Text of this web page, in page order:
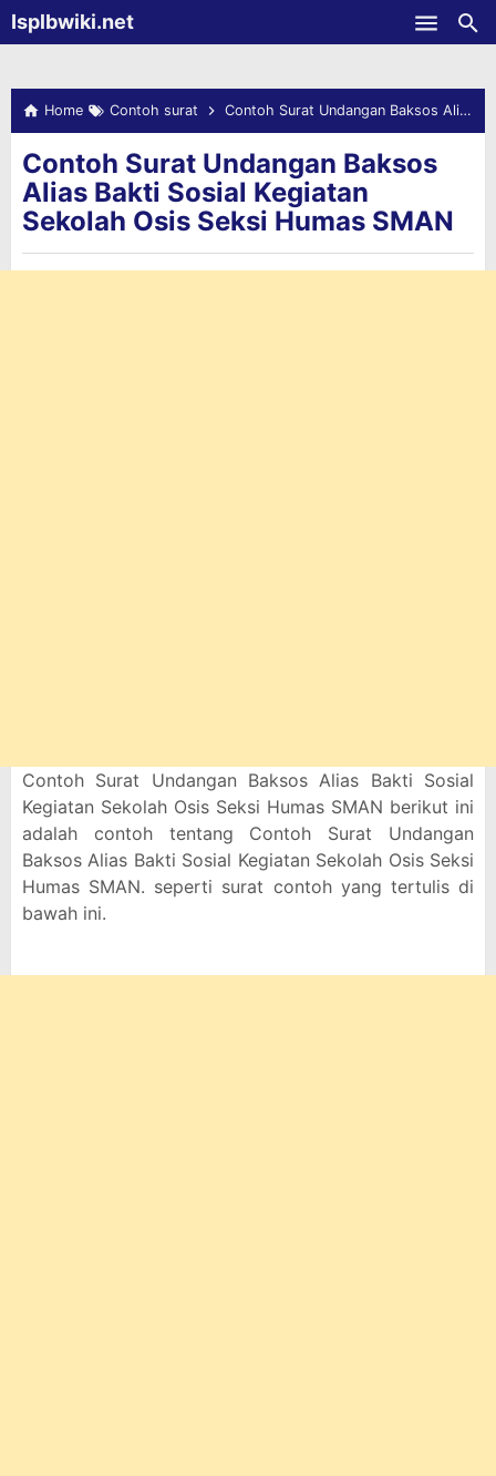
-->Isplbwiki.net
Home Contoh surat Contoh Surat Undangan Baksos Alias Bakti Sosial Kegiatan Sekolah Osis Seksi Humas SMAN
Contoh Surat Undangan Baksos
Alias Bakti Sosial Kegiatan
Sekolah Osis Seksi Humas SMAN
Contoh Surat Undangan Baksos Alias Bakti Sosial
Kegiatan Sekolah Osis Seksi Humas SMAN berikut ini
adalah contoh tentang Contoh Surat Undangan
Baksos Alias Bakti Sosial Kegiatan Sekolah Osis Seksi
Humas SMAN. seperti surat contoh yang tertulis di
bawah ini.